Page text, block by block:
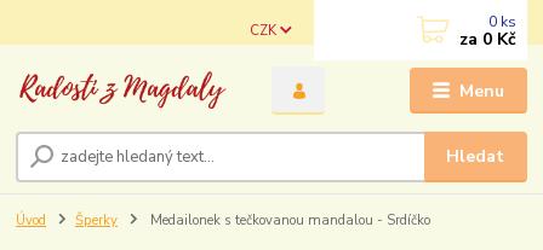
Menu
CZK
Hledat
0 ks
za 0 Kč
Úvod Šperky Medailonek s tečkovanou mandalou - Srdíčko